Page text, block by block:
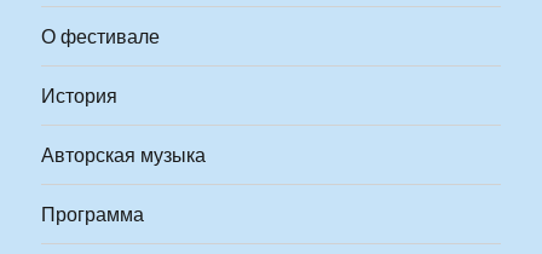
О фестивале
История
Авторская музыка
Программа